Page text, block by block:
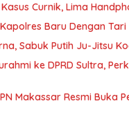
Curnik, Lima
Baru Dengan
Sabuk Putih Ju-Jitsu
ke DPRD Sultra,
Makassar Resmi Buka